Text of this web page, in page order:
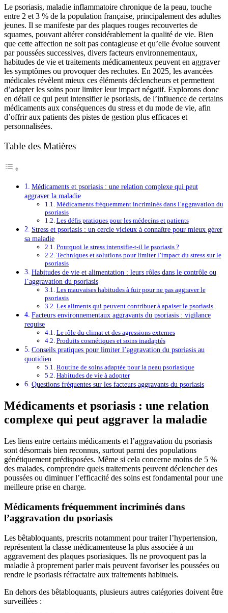
Le psoriasis, maladie inflammatoire chronique de la peau, touche
entre 2 et 3 % de la population française, principalement des adultes
jeunes. Il se manifeste par des plaques rouges recouvertes de
squames, pouvant altérer considérablement la qualité de vie. Bien
que cette affection ne soit pas contagieuse et qu’elle évolue souvent
par poussées successives, divers facteurs environnementaux,
habitudes de vie et traitements médicamenteux peuvent en aggraver
les symptômes ou provoquer des rechutes. En 2025, les avancées
médicales révèlent mieux ces éléments déclencheurs et permettent
d’adapter les soins pour limiter leur impact négatif. Explorons donc
en détail ce qui peut intensifier le psoriasis, de l’influence de certains
médicaments aux conséquences du stress et du mode de vie, afin
d’offrir aux patients des pistes de gestion plus efficaces et
personnalisées.
Table des Matières
Médicaments et psoriasis : une relation complexe qui peut
aggraver la maladie
Médicaments fréquemment incriminés dans l’aggravation du
psoriasis
Les défis pratiques pour les médecins et patients
Stress et psoriasis : un cercle vicieux à connaître pour mieux gérer
sa maladie
Pourquoi le stress intensifie-t-il le psoriasis ?
Techniques et solutions pour limiter l’impact du stress sur le
psoriasis
Habitudes de vie et alimentation : leurs rôles dans le contrôle ou
l’aggravation du psoriasis
Les mauvaises habitudes à fuir pour ne pas aggraver le
psoriasis
Les aliments qui peuvent contribuer à apaiser le psoriasis
Facteurs environnementaux aggravants du psoriasis : vigilance
requise
Le rôle du climat et des agressions externes
Produits cosmétiques et soins inadaptés
Conseils pratiques pour limiter l’aggravation du psoriasis au
quotidien
Routine de soins adaptée pour la peau psoriasique
Habitudes de vie à adopter
Questions fréquentes sur les facteurs aggravants du psoriasis
Médicaments et psoriasis : une relation
complexe qui peut aggraver la maladie
Les liens entre certains médicaments et l’aggravation du psoriasis
sont désormais bien reconnus, surtout parmi des populations
génétiquement prédisposées. Même si cela concerne moins de 5 %
des malades, comprendre quels traitements peuvent déclencher des
poussées ou diminuer l’efficacité des soins est fondamental pour une
meilleure prise en charge.
Médicaments fréquemment incriminés dans
l’aggravation du psoriasis
Les bêtabloquants, prescrits notamment pour traiter l’hypertension,
représentent la classe médicamenteuse la plus associée à un
aggravement des plaques psoriasiques. Ils ne provoquent pas la
maladie à proprement parler mais peuvent favoriser les poussées ou
rendre le psoriasis réfractaire aux traitements habituels.
En dehors des bêtabloquants, plusieurs autres catégories doivent être
surveillées :